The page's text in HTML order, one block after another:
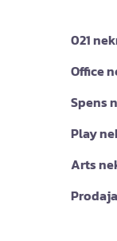
021
Office
Spens
Play
Arts